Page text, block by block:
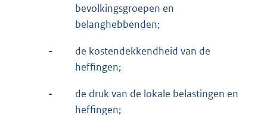
bevolkingsgroepen en
belanghebbenden;
-
de kostendekkendheid van de
heffingen;
-
de druk van de lokale belastingen en
heffingen;